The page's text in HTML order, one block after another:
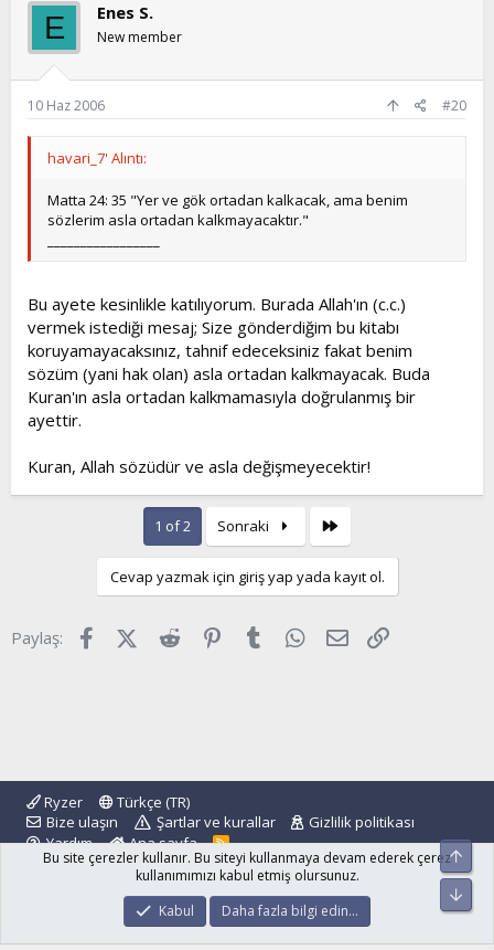
E Enes S.
New member
10 Haz 2006 #20
havari_7' Alıntı:
Matta 24: 35 "Yer ve gök ortadan kalkacak, ama benim
sözlerim asla ortadan kalkmayacaktır."
Bu ayete kesinlikle katılıyorum. Burada Allah'ın (c.c.)
vermek istediği mesaj; Size gönderdiğim bu kitabı
koruyamayacaksınız, tahnif edeceksiniz fakat benim
sözüm (yani hak olan) asla ortadan kalkmayacak. Buda
Kuran'ın asla ortadan kalkmamasıyla doğrulanmış bir
ayettir.
Kuran, Allah sözüdür ve asla değişmeyecektir!
1 of 2 Sonraki Son
Cevap yazmak için giriş yap yada kayıt ol.
Paylaş: FacebookX (Twitter)
Reddit Pinterest
Tumblr WhatsApp
E-posta
Ryzer
Türkçe (TR)
Bize ulaşın
Şartlar ve kurallar
Gizlilik politikası
Yardım
Ana sayfa
R
S
S
Community platform by XenForo ® © 2010-2024 XenForo Ltd.
© 2001 - 2024
Bu site çerezler kullanır. Bu siteyi kullanmaya devam ederek çerez
kullanımımızı kabul etmiş olursunuz.
Kabul
Daha fazla bilgi edin…
Üst
Alt